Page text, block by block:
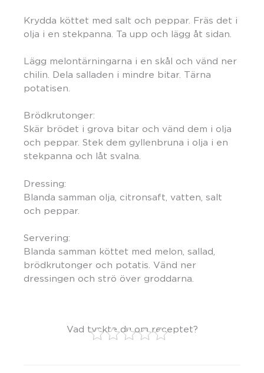
Krydda köttet med salt och peppar. Fräs det i
olja i en stekpanna. Ta upp och lägg åt sidan.
Lägg melontärningarna i en skål och vänd ner
chilin. Dela salladen i mindre bitar. Tärna
potatisen.
Brödkrutonger:
Skär brödet i grova bitar och vänd dem i olja
och peppar. Stek dem gyllenbruna i olja i en
stekpanna och låt svalna.
Dressing:
Blanda samman olja, citronsaft, vatten, salt
och peppar.
Servering:
Blanda samman köttet med melon, sallad,
brödkrutonger och potatis. Vänd ner
dressingen och strö över groddarna.
Vad tyckte du om receptet?